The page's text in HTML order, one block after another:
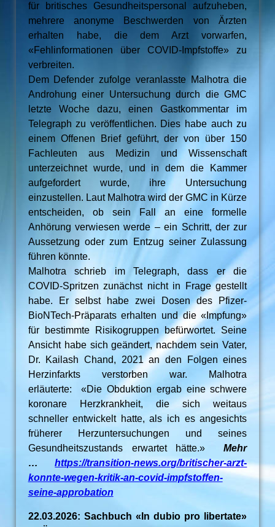
für britisches Gesundheitspersonal aufzuheben,
mehrere anonyme Beschwerden von Ärzten
erhalten habe, die dem Arzt vorwarfen,
«Fehlinformationen über COVID-Impfstoffe» zu
verbreiten.
Dem Defender zufolge veranlasste Malhotra die
Androhung einer Untersuchung durch die GMC
letzte Woche dazu, einen Gastkommentar im
Telegraph zu veröffentlichen. Dies habe auch zu
einem Offenen Brief geführt, der von über 150
Fachleuten aus Medizin und Wissenschaft
unterzeichnet wurde, und in dem die Kammer
aufgefordert wurde, ihre Untersuchung
einzustellen. Laut Malhotra wird der GMC in Kürze
entscheiden, ob sein Fall an eine formelle
Anhörung verwiesen werde – ein Schritt, der zur
Aussetzung oder zum Entzug seiner Zulassung
führen könnte.
Malhotra schrieb im Telegraph, dass er die
COVID-Spritzen zunächst nicht in Frage gestellt
habe. Er selbst habe zwei Dosen des Pfizer-
BioNTech-Präparats erhalten und die «Impfung»
für bestimmte Risikogruppen befürwortet. Seine
Ansicht habe sich geändert, nachdem sein Vater,
Dr. Kailash Chand, 2021 an den Folgen eines
Herzinfarkts verstorben war. Malhotra
erläuterte: «Die Obduktion ergab eine schwere
koronare Herzkrankheit, die sich weitaus
schneller entwickelt hatte, als ich es angesichts
früherer Herzuntersuchungen und seines
Gesundheitszustands erwartet hätte.»Mehr
…https://transition-news.org/britischer-arzt-
konnte-wegen-kritik-an-covid-impfstoffen-
seine-approbation
22.03.2026: Sachbuch «In dubio pro libertate»